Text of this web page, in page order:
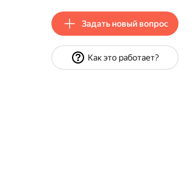
Задать новый вопрос
Как это работает?